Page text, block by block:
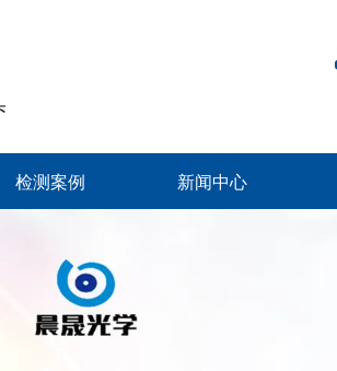
检测案例 新闻中心